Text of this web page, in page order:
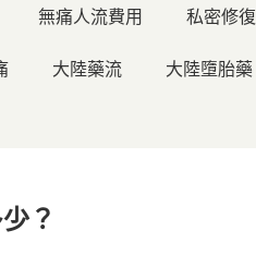
無痛人流費用 私密修復
大陸藥流 大陸墮胎藥
？